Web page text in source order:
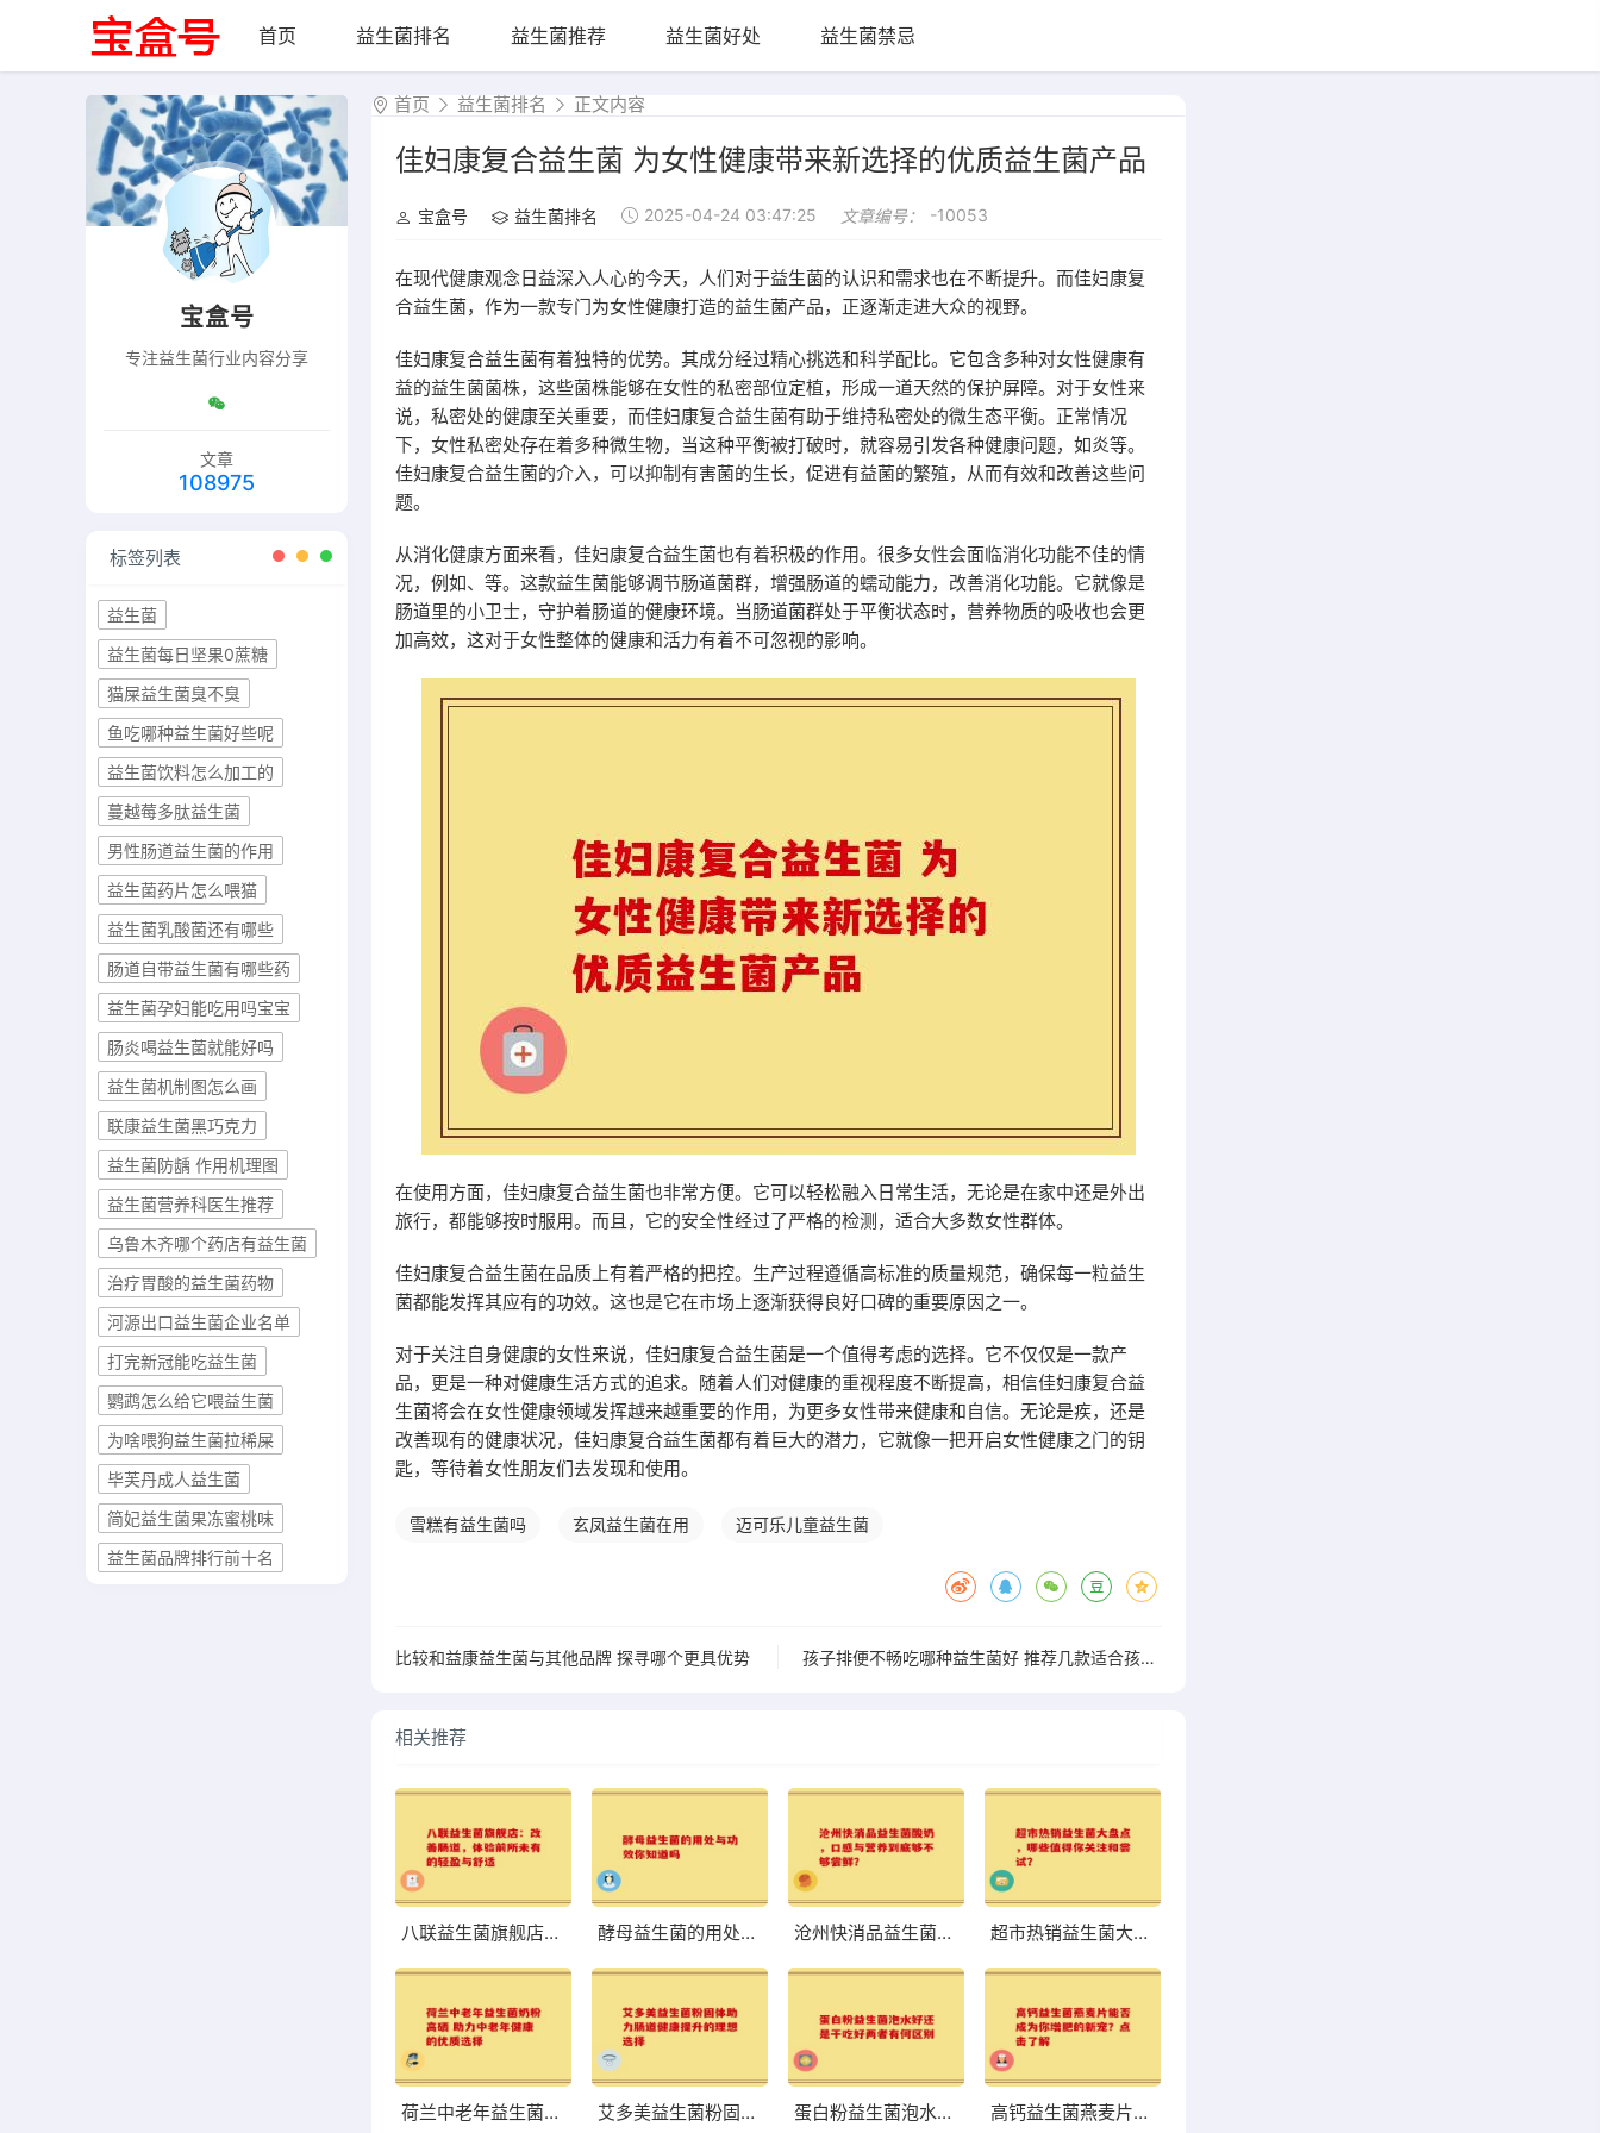
首页 益生菌排名 益生菌推荐 益生菌好处 益生菌禁忌
宝盒号
专注益生菌行业内容分享
文章
108975
标签列表
益生菌
益生菌每日坚果0蔗糖
猫屎益生菌臭不臭
鱼吃哪种益生菌好些呢
益生菌饮料怎么加工的
蔓越莓多肽益生菌
男性肠道益生菌的作用
益生菌药片怎么喂猫
益生菌乳酸菌还有哪些
肠道自带益生菌有哪些药
益生菌孕妇能吃用吗宝宝
肠炎喝益生菌就能好吗
益生菌机制图怎么画
联康益生菌黑巧克力
益生菌防龋 作用机理图
益生菌营养科医生推荐
乌鲁木齐哪个药店有益生菌
治疗胃酸的益生菌药物
河源出口益生菌企业名单
打完新冠能吃益生菌
鹦鹉怎么给它喂益生菌
为啥喂狗益生菌拉稀屎
毕芙丹成人益生菌
简妃益生菌果冻蜜桃味
益生菌品牌排行前十名
首页 益生菌排名 正文内容
佳妇康复合益生菌 为女性健康带来新选择的优质益生菌产品
宝盒号 益生菌排名 2025-04-24 03:47:25 文章编号： -10053
在现代健康观念日益深入人心的今天，人们对于益生菌的认识和需求也在不断提升。而佳妇康复
合益生菌，作为一款专门为女性健康打造的益生菌产品，正逐渐走进大众的视野。
佳妇康复合益生菌有着独特的优势。其成分经过精心挑选和科学配比。它包含多种对女性健康有
益的益生菌菌株，这些菌株能够在女性的私密部位定植，形成一道天然的保护屏障。对于女性来
说，私密处的健康至关重要，而佳妇康复合益生菌有助于维持私密处的微生态平衡。正常情况
下，女性私密处存在着多种微生物，当这种平衡被打破时，就容易引发各种健康问题，如炎等。
佳妇康复合益生菌的介入，可以抑制有害菌的生长，促进有益菌的繁殖，从而有效和改善这些问
题。
从消化健康方面来看，佳妇康复合益生菌也有着积极的作用。很多女性会面临消化功能不佳的情
况，例如、等。这款益生菌能够调节肠道菌群，增强肠道的蠕动能力，改善消化功能。它就像是
肠道里的小卫士，守护着肠道的健康环境。当肠道菌群处于平衡状态时，营养物质的吸收也会更
加高效，这对于女性整体的健康和活力有着不可忽视的影响。
在使用方面，佳妇康复合益生菌也非常方便。它可以轻松融入日常生活，无论是在家中还是外出
旅行，都能够按时服用。而且，它的安全性经过了严格的检测，适合大多数女性群体。
佳妇康复合益生菌在品质上有着严格的把控。生产过程遵循高标准的质量规范，确保每一粒益生
菌都能发挥其应有的功效。这也是它在市场上逐渐获得良好口碑的重要原因之一。
对于关注自身健康的女性来说，佳妇康复合益生菌是一个值得考虑的选择。它不仅仅是一款产
品，更是一种对健康生活方式的追求。随着人们对健康的重视程度不断提高，相信佳妇康复合益
生菌将会在女性健康领域发挥越来越重要的作用，为更多女性带来健康和自信。无论是疾，还是
改善现有的健康状况，佳妇康复合益生菌都有着巨大的潜力，它就像一把开启女性健康之门的钥
匙，等待着女性朋友们去发现和使用。
雪糕有益生菌吗 玄凤益生菌在用 迈可乐儿童益生菌
比较和益康益生菌与其他品牌 探寻哪个更具优势 孩子排便不畅吃哪种益生菌好 推荐几款适合孩子的益生菌
相关推荐
八联益生菌旗舰店：改善肠道，体验前所未有的轻盈与舒适 酵母益生菌的用处与功效你知道吗 沧州快消品益生菌酸奶，口感与营养到底够不够尝鲜？ 超市热销益生菌大盘点，哪些值得你关注和尝试？
荷兰中老年益生菌奶粉高硒 助力中老年健康的优质选择 艾多美益生菌粉固体助力肠道健康提升的理想选择 蛋白粉益生菌泡水好还是干吃好两者有何区别 高钙益生菌燕麦片能否成为你增肥的新宠？点击了解